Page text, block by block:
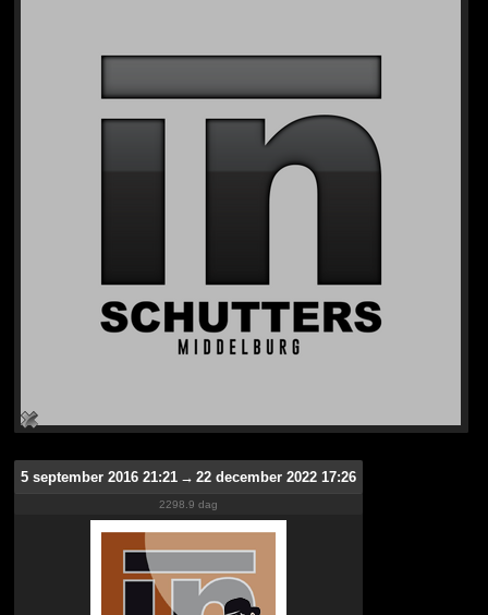
5 september 2016 21:21 → 22 december 2022 17:26
2298.9 dag